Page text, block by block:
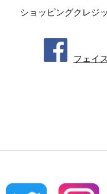
ショッピングクレジ
フェイ